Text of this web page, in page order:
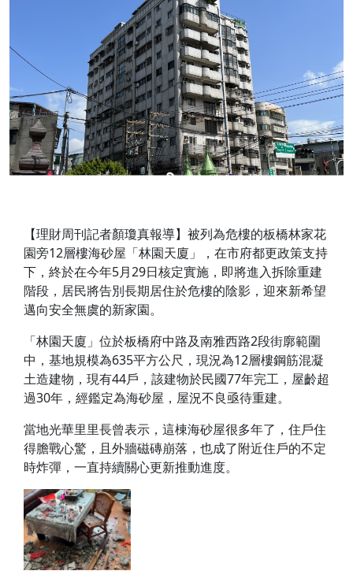
【理財周刊記者顏瓊真報導】被列為危樓的板橋林家花
園旁12層樓海砂屋「林園天廈」，在市府都更政策支持
下，終於在今年5月29日核定實施，即將進入拆除重建
階段，居民將告別長期居住於危樓的陰影，迎來新希望
邁向安全無虞的新家園。
「林園天廈」位於板橋府中路及南雅西路2段街廓範圍
中，基地規模為635平方公尺，現況為12層樓鋼筋混凝
土造建物，現有44戶，該建物於民國77年完工，屋齡超
過30年，經鑑定為海砂屋，屋況不良亟待重建。
當地光華里里長曾表示，這棟海砂屋很多年了，住戶住
得膽戰心驚，且外牆磁磚崩落，也成了附近住戶的不定
時炸彈，一直持續關心更新推動進度。